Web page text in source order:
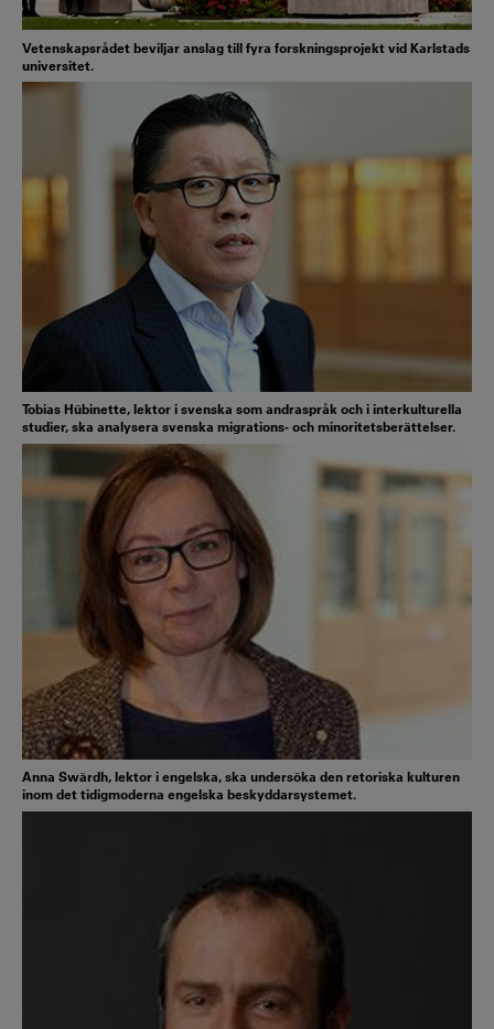
Vetenskapsrådet beviljar anslag till fyra forskningsprojekt vid Karlstads
universitet.
Tobias Hübinette, lektor i svenska som andraspråk och i interkulturella
studier, ska analysera svenska migrations- och minoritetsberättelser.
Anna Swärdh, lektor i engelska, ska undersöka den retoriska kulturen
inom det tidigmoderna engelska beskyddarsystemet.